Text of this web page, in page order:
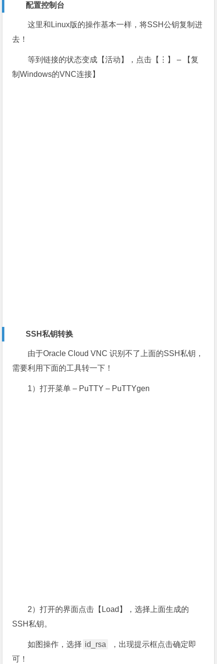
配置控制台
这里和Linux版的操作基本一样，将SSH公钥复制进
去！
等到链接的状态变成【活动】，点击【⋮】 – 【复
制Windows的VNC连接】
SSH私钥转换
由于Oracle Cloud VNC 识别不了上面的SSH私钥，
需要利用下面的工具转一下！
1）打开菜单 – PuTTY – PuTTYgen
2）打开的界面点击【Load】，选择上面生成的
SSH私钥。
如图操作，选择 id_rsa
，出现提示框点击确定即
可！